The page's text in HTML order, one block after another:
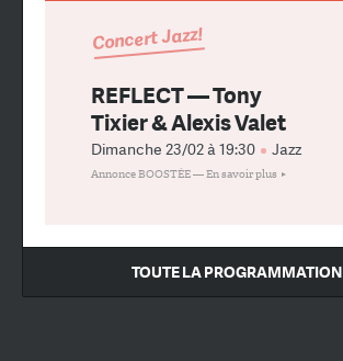
Concert Jazz!
REFLECT — Tony
Tixier & Alexis Valet
Dimanche 23/02 à 19:30 Jazz
Annonce BOOSTÉE —En savoir plus
TOUTE LA PROGRAMMATION